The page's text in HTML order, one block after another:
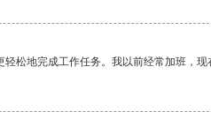
松地完成工作任务。我以前经常加班，